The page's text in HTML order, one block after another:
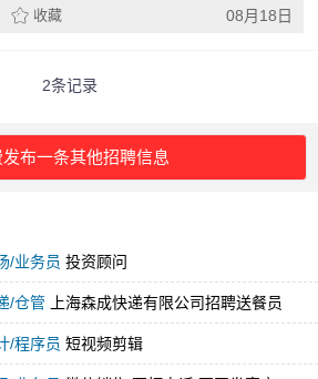
收藏 08月18日
2条记录
发布一条其他招聘信息
/业务员 投资顾问
/仓管 上海森成快递有限公司招聘送餐员
/程序员 短视频剪辑